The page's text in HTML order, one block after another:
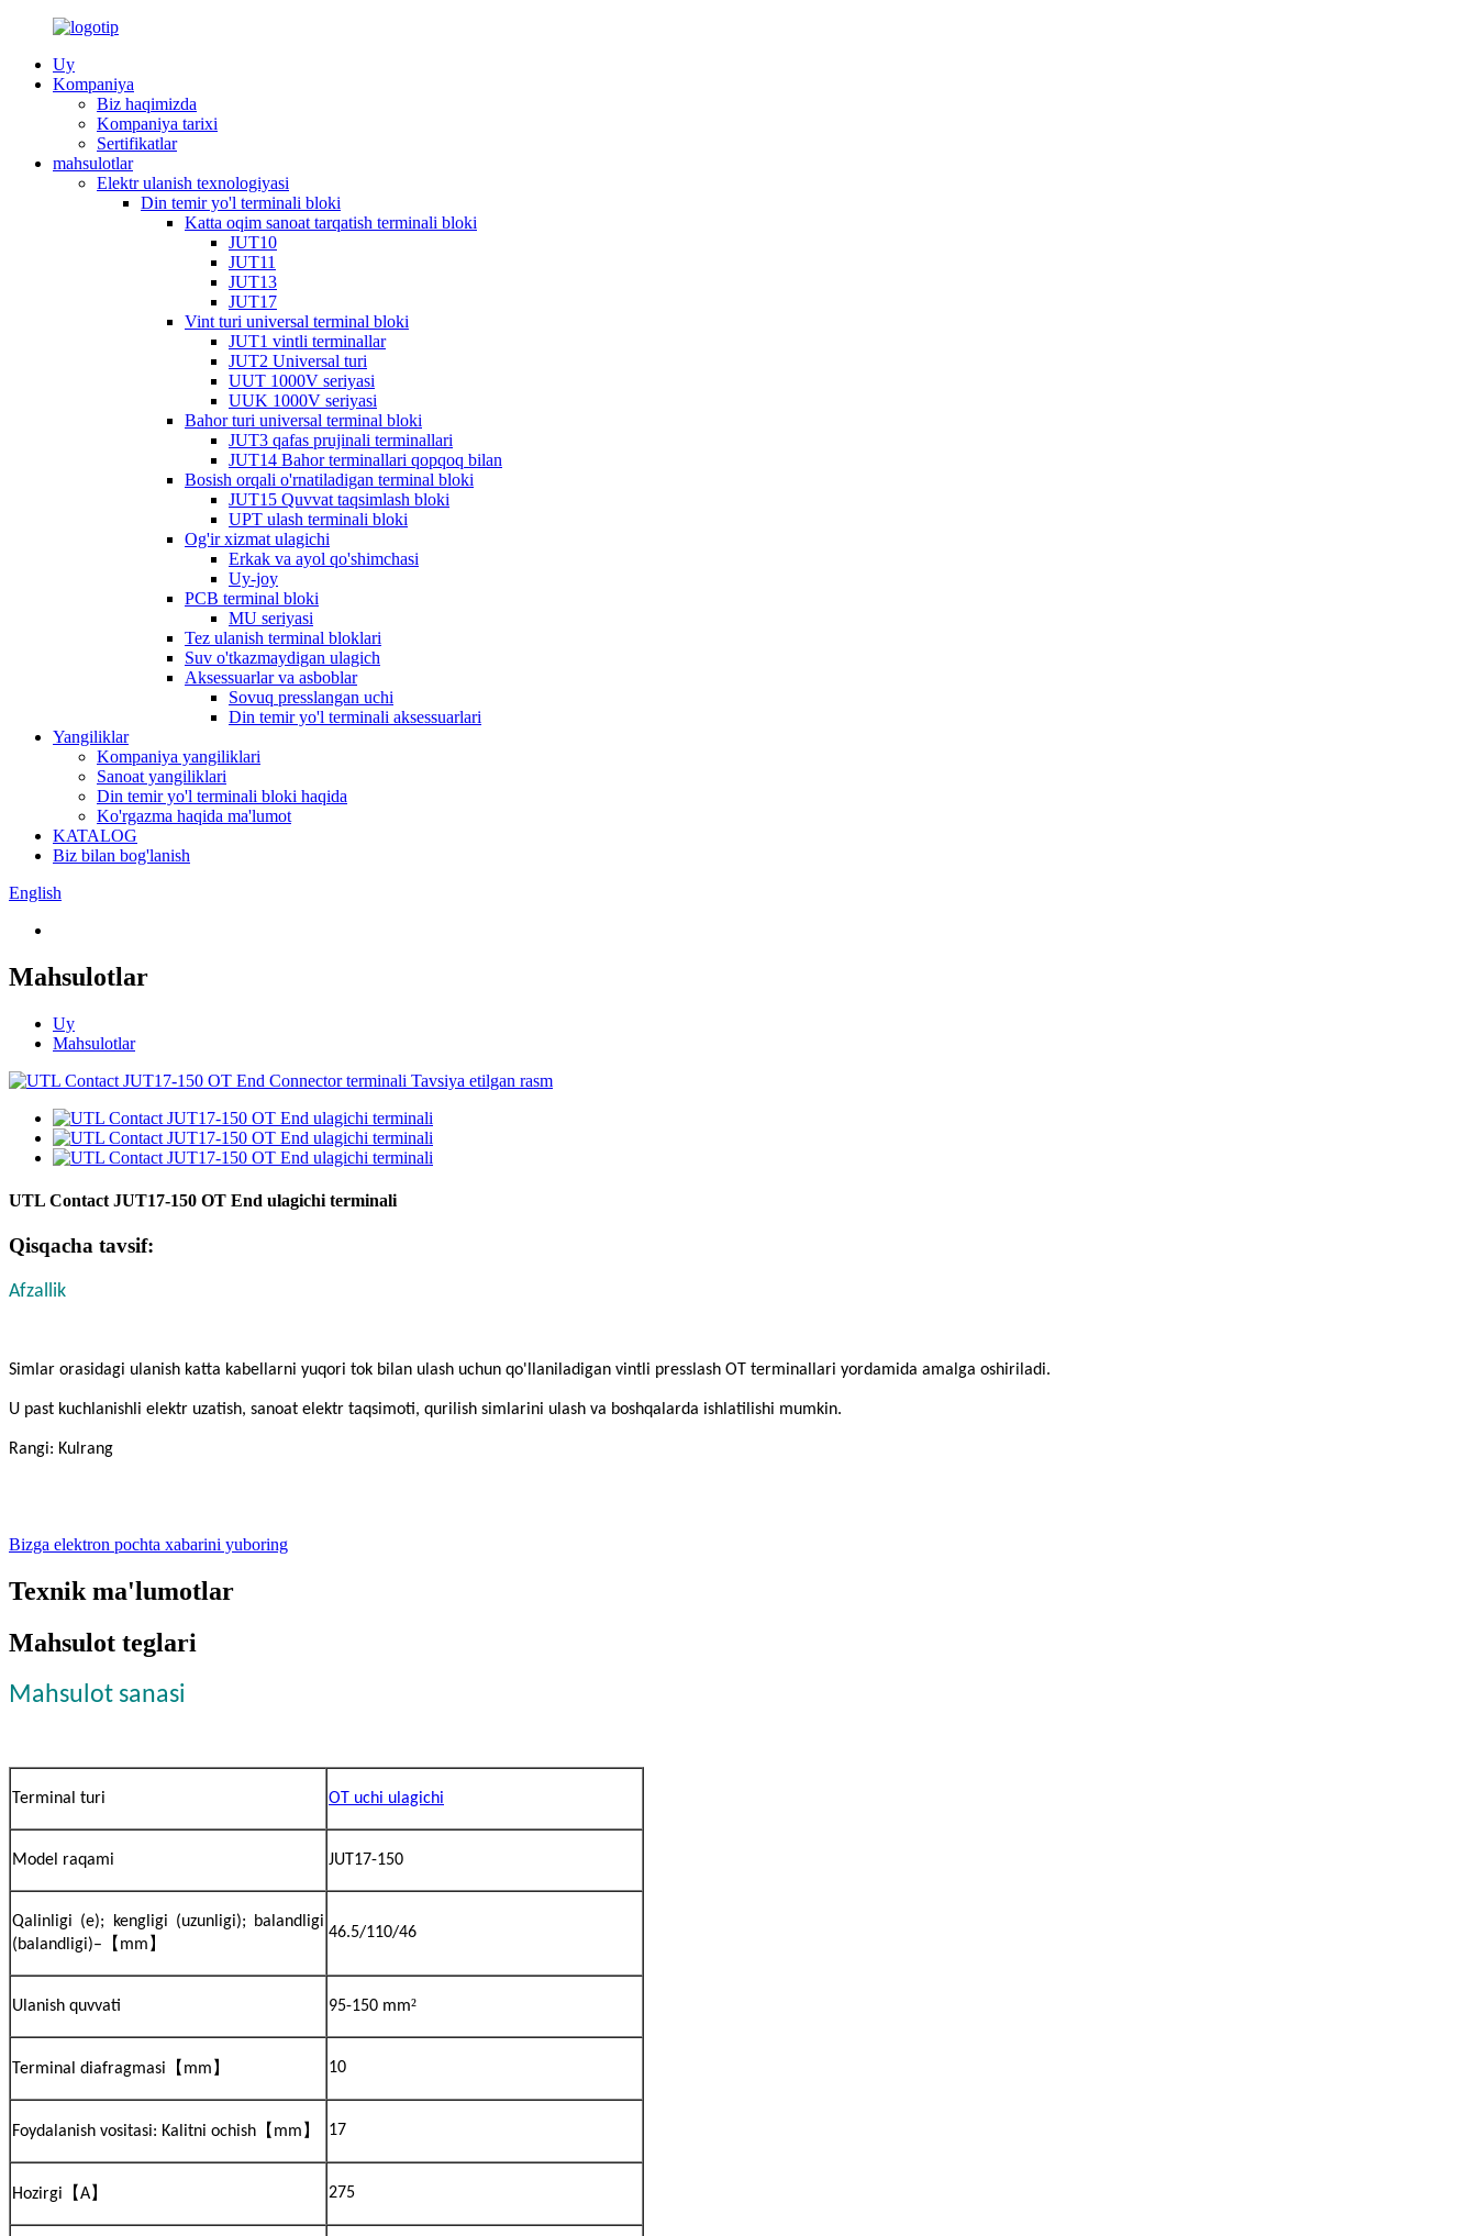
Uy
Kompaniya
Biz haqimizda
Kompaniya tarixi
Sertifikatlar
mahsulotlar
Elektr ulanish texnologiyasi
Din temir yo'l terminali bloki
Katta oqim sanoat tarqatish terminali bloki
JUT10
JUT11
JUT13
JUT17
Vint turi universal terminal bloki
JUT1 vintli terminallar
JUT2 Universal turi
UUT 1000V seriyasi
UUK 1000V seriyasi
Bahor turi universal terminal bloki
JUT3 qafas prujinali terminallari
JUT14 Bahor terminallari qopqoq bilan
Bosish orqali o'rnatiladigan terminal bloki
JUT15 Quvvat taqsimlash bloki
UPT ulash terminali bloki
Og'ir xizmat ulagichi
Erkak va ayol qo'shimchasi
Uy-joy
PCB terminal bloki
MU seriyasi
Tez ulanish terminal bloklari
Suv o'tkazmaydigan ulagich
Aksessuarlar va asboblar
Sovuq presslangan uchi
Din temir yo'l terminali aksessuarlari
Yangiliklar
Kompaniya yangiliklari
Sanoat yangiliklari
Din temir yo'l terminali bloki haqida
Ko'rgazma haqida ma'lumot
KATALOG
Biz bilan bog'lanish
English
Mahsulotlar
Uy
Mahsulotlar
UTL Contact JUT17-150 OT End ulagichi terminali
Qisqacha tavsif:
Afzallik
Simlar orasidagi ulanish katta kabellarni yuqori tok bilan ulash uchun qo'llaniladigan vintli presslash OT terminallari yordamida amalga oshiriladi.
U past kuchlanishli elektr uzatish, sanoat elektr taqsimoti, qurilish simlarini ulash va boshqalarda ishlatilishi mumkin.
Rangi: Kulrang
Bizga elektron pochta xabarini yuboring
Texnik ma'lumotlar
Mahsulot teglari
Mahsulot sanasi
Terminal turi OT uchi ulagichi
Model raqami JUT17-150
Qalinligi (e); kengligi (uzunligi); balandligi
(balandligi)– 【 mm 】
46.5/110/46
Ulanish quvvati 95-150 mm²
Terminal diafragmasi 【 mm 】 10
Foydalanish vositasi: Kalitni ochish 【 mm 】 17
Hozirgi 【A】 275